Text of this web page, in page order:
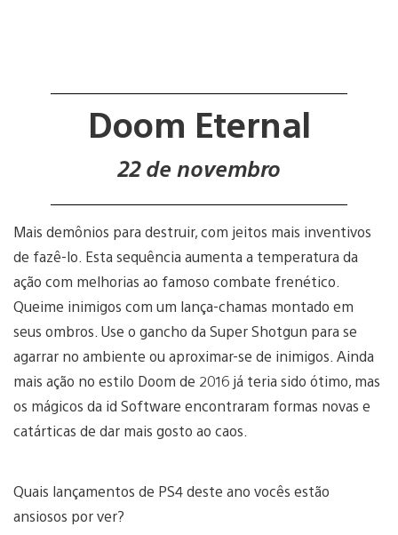
Doom Eternal
22 de novembro
Mais demônios para destruir, com jeitos mais inventivos
de fazê-lo. Esta sequência aumenta a temperatura da
ação com melhorias ao famoso combate frenético.
Queime inimigos com um lança-chamas montado em
seus ombros. Use o gancho da Super Shotgun para se
agarrar no ambiente ou aproximar-se de inimigos. Ainda
mais ação no estilo Doom de 2016 já teria sido ótimo, mas
os mágicos da id Software encontraram formas novas e
catárticas de dar mais gosto ao caos.
Quais lançamentos de PS4 deste ano vocês estão
ansiosos por ver?